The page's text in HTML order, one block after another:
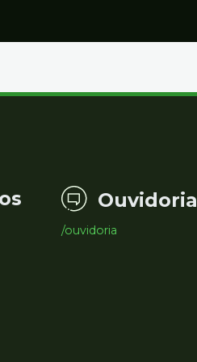
Ouvidoria
/ouvidoria